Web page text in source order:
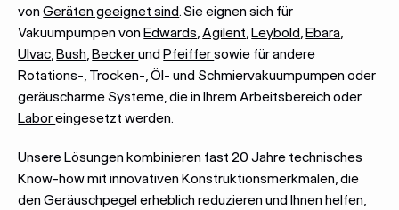
vonGeräten geeignet sind. Sie eignen sich für
Vakuumpumpen vonEdwards ,Agilent ,Leybold ,Ebara
Ulvac ,Bush ,BeckerundPfeiffersowie für andere
Rotations-, Trocken-, Öl- und Schmiervakuumpumpen oder
geräuscharme Systeme, die in Ihrem Arbeitsbereich oder
Laboreingesetzt werden.
Unsere Lösungen kombinieren fast 20 Jahre technisches
Know-how mit innovativen Konstruktionsmerkmalen, die
den Geräuschpegel erheblich reduzieren und Ihnen helfen,